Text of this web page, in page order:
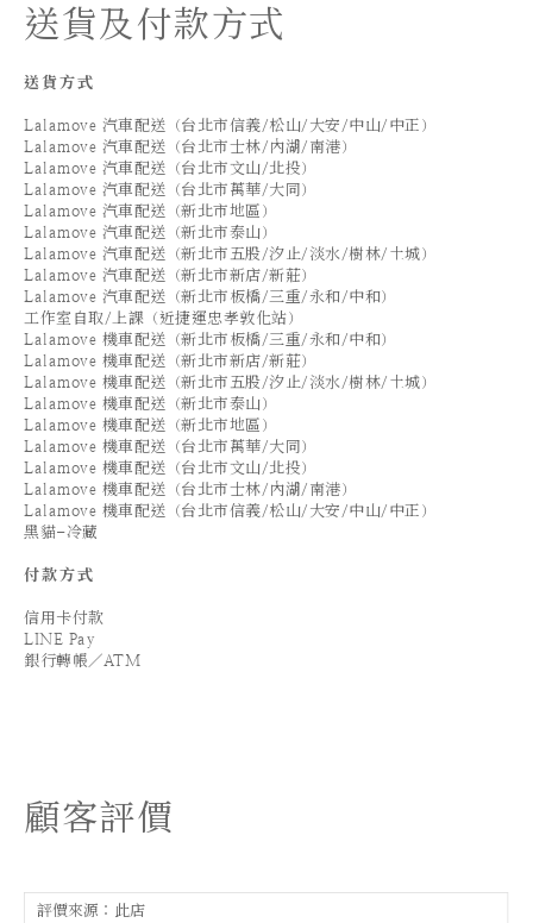
送貨及付款方式
送貨方式
Lalamove 汽車配送（台北市信義/松山/大安/中山/中正）
Lalamove 汽車配送（台北市士林/內湖/南港）
Lalamove 汽車配送（台北市文山/北投）
Lalamove 汽車配送（台北市萬華/大同）
Lalamove 汽車配送（新北市地區）
Lalamove 汽車配送（新北市泰山）
Lalamove 汽車配送（新北市五股/汐止/淡水/樹林/土城）
Lalamove 汽車配送（新北市新店/新莊）
Lalamove 汽車配送（新北市板橋/三重/永和/中和）
工作室自取/上課（近捷運忠孝敦化站）
Lalamove 機車配送（新北市板橋/三重/永和/中和）
Lalamove 機車配送（新北市新店/新莊）
Lalamove 機車配送（新北市五股/汐止/淡水/樹林/土城）
Lalamove 機車配送（新北市泰山）
Lalamove 機車配送（新北市地區）
Lalamove 機車配送（台北市萬華/大同）
Lalamove 機車配送（台北市文山/北投）
Lalamove 機車配送（台北市士林/內湖/南港）
Lalamove 機車配送（台北市信義/松山/大安/中山/中正）
黑貓-冷藏
付款方式
信用卡付款
LINE Pay
銀行轉帳／ATM
顧客評價